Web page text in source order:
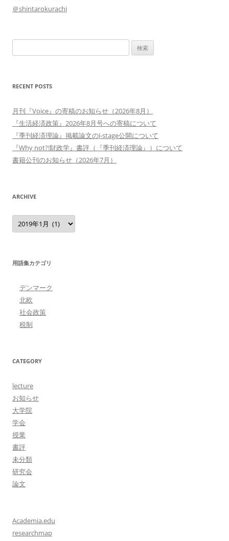
＠shintarokurachi
索:
RECENT POSTS
月刊『Voice』の寄稿のお知らせ（2026年8月）
『生活経済政策』2026年8月号への寄稿について
『季刊経済理論』掲載論文のJ-stage公開について
『Why not?!財政学』書評（『季刊経済理論』）について
書籍公刊のお知らせ（2026年7月）
ARCHIVE
Archive
用語集カテゴリ
デンマーク
北欧
社会政策
税制
CATEGORY
lecture
お知らせ
大学院
学会
授業
書評
未分類
研究会
論文
Academia.edu
researchmap